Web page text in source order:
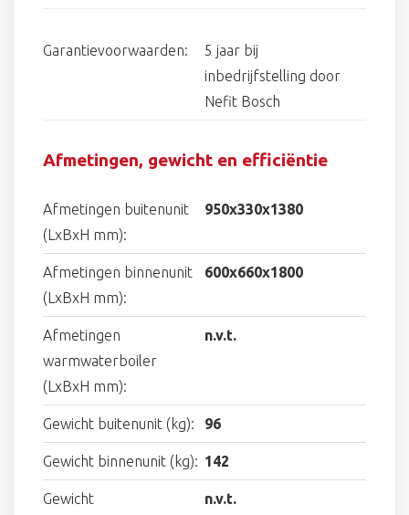
Garantievoorwaarden:
5 jaar bij
inbedrijfstelling door
Nefit Bosch
Afmetingen, gewicht en efficiëntie
Afmetingen buitenunit
(LxBxH mm):
950x330x1380
Afmetingen binnenunit
(LxBxH mm):
600x660x1800
Afmetingen
warmwaterboiler
(LxBxH mm):
n.v.t.
Gewicht buitenunit (kg): 96
Gewicht binnenunit (kg): 142
Gewicht
n.v.t.